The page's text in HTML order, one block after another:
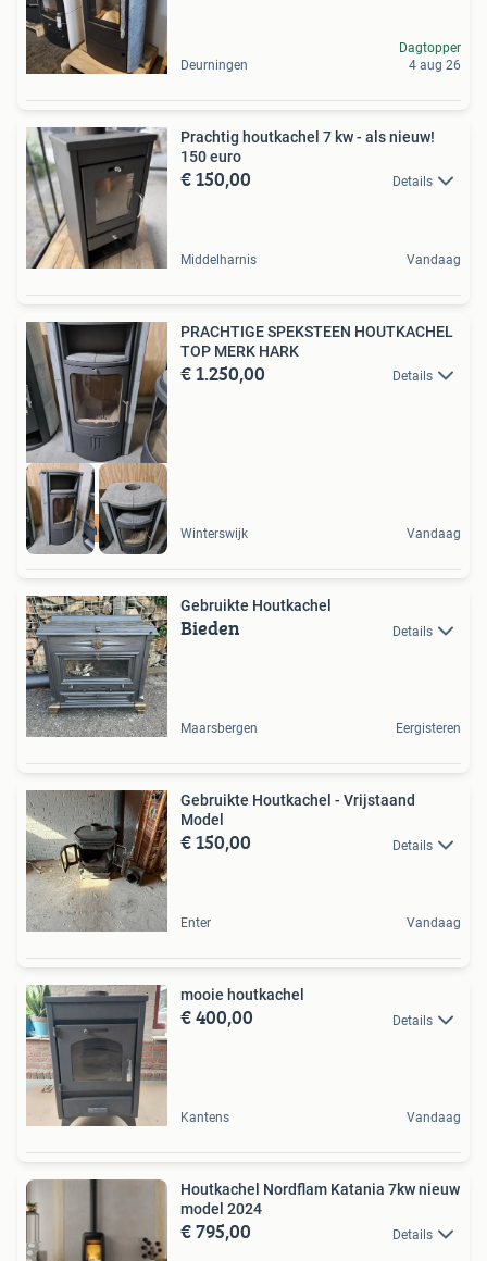
Deurningen
Dagtopper
4 aug 26
Prachtig houtkachel 7 kw - als nieuw!
150 euro
€ 150,00 Details
Middelharnis Vandaag
88% rendement
PRACHTIGE SPEKSTEEN HOUTKACHEL
TOP MERK HARK
€ 1.250,00 Details
Winterswijk Vandaag
Gebruikte Houtkachel
Bieden Details
Maarsbergen Eergisteren
Gebruikte Houtkachel - Vrijstaand
Model
€ 150,00 Details
Enter Vandaag
mooie houtkachel
€ 400,00 Details
Kantens Vandaag
Houtkachel Nordflam Katania 7kw nieuw
model 2024
€ 795,00 Details